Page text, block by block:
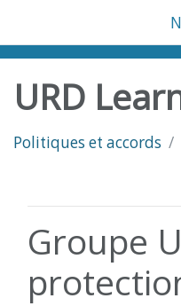
URD
Politiques et accords
Groupe